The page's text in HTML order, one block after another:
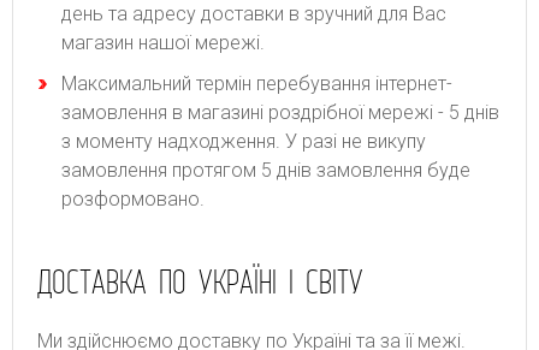
день та адресу доставки в зручний для Вас
магазин нашої мережі.
Максимальний термін перебування інтернет-
замовлення в магазині роздрібної мережі - 5 днів
з моменту надходження. У разі не викупу
замовлення протягом 5 днів замовлення буде
розформовано.
ДОСТАВКА ПО УКРАЇНІ І СВІТУ
Ми здійснюємо доставку по Україні та за її межі.